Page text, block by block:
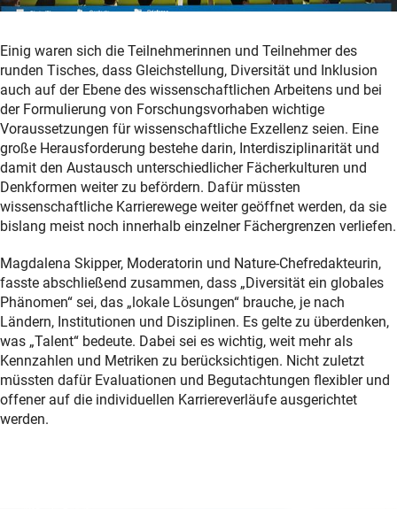
Einig waren sich die Teilnehmerinnen und Teilnehmer des
runden Tisches, dass Gleichstellung, Diversität und Inklusion
auch auf der Ebene des wissenschaftlichen Arbeitens und bei
der Formulierung von Forschungsvorhaben wichtige
Voraussetzungen für wissenschaftliche Exzellenz seien. Eine
große Herausforderung bestehe darin, Interdisziplinarität und
damit den Austausch unterschiedlicher Fächerkulturen und
Denkformen weiter zu befördern. Dafür müssten
wissenschaftliche Karrierewege weiter geöffnet werden, da sie
bislang meist noch innerhalb einzelner Fächergrenzen verliefen.
Magdalena Skipper, Moderatorin und Nature-Chefredakteurin,
fasste abschließend zusammen, dass „Diversität ein globales
Phänomen“ sei, das „lokale Lösungen“ brauche, je nach
Ländern, Institutionen und Disziplinen. Es gelte zu überdenken,
was „Talent“ bedeute. Dabei sei es wichtig, weit mehr als
Kennzahlen und Metriken zu berücksichtigen. Nicht zuletzt
müssten dafür Evaluationen und Begutachtungen flexibler und
offener auf die individuellen Karriereverläufe ausgerichtet
werden.